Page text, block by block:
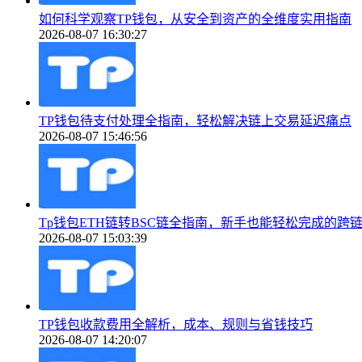
如何科学观察TP钱包，从安全到资产的全维度实用指南
2026-08-07 16:30:27
TP钱包待支付处理全指南，轻松解决链上交易延迟痛点
2026-08-07 15:46:56
Tp钱包ETH链转BSC链全指南，新手也能轻松完成的跨
2026-08-07 15:03:39
TP钱包收款费用全解析，成本、规则与省钱技巧
2026-08-07 14:20:07